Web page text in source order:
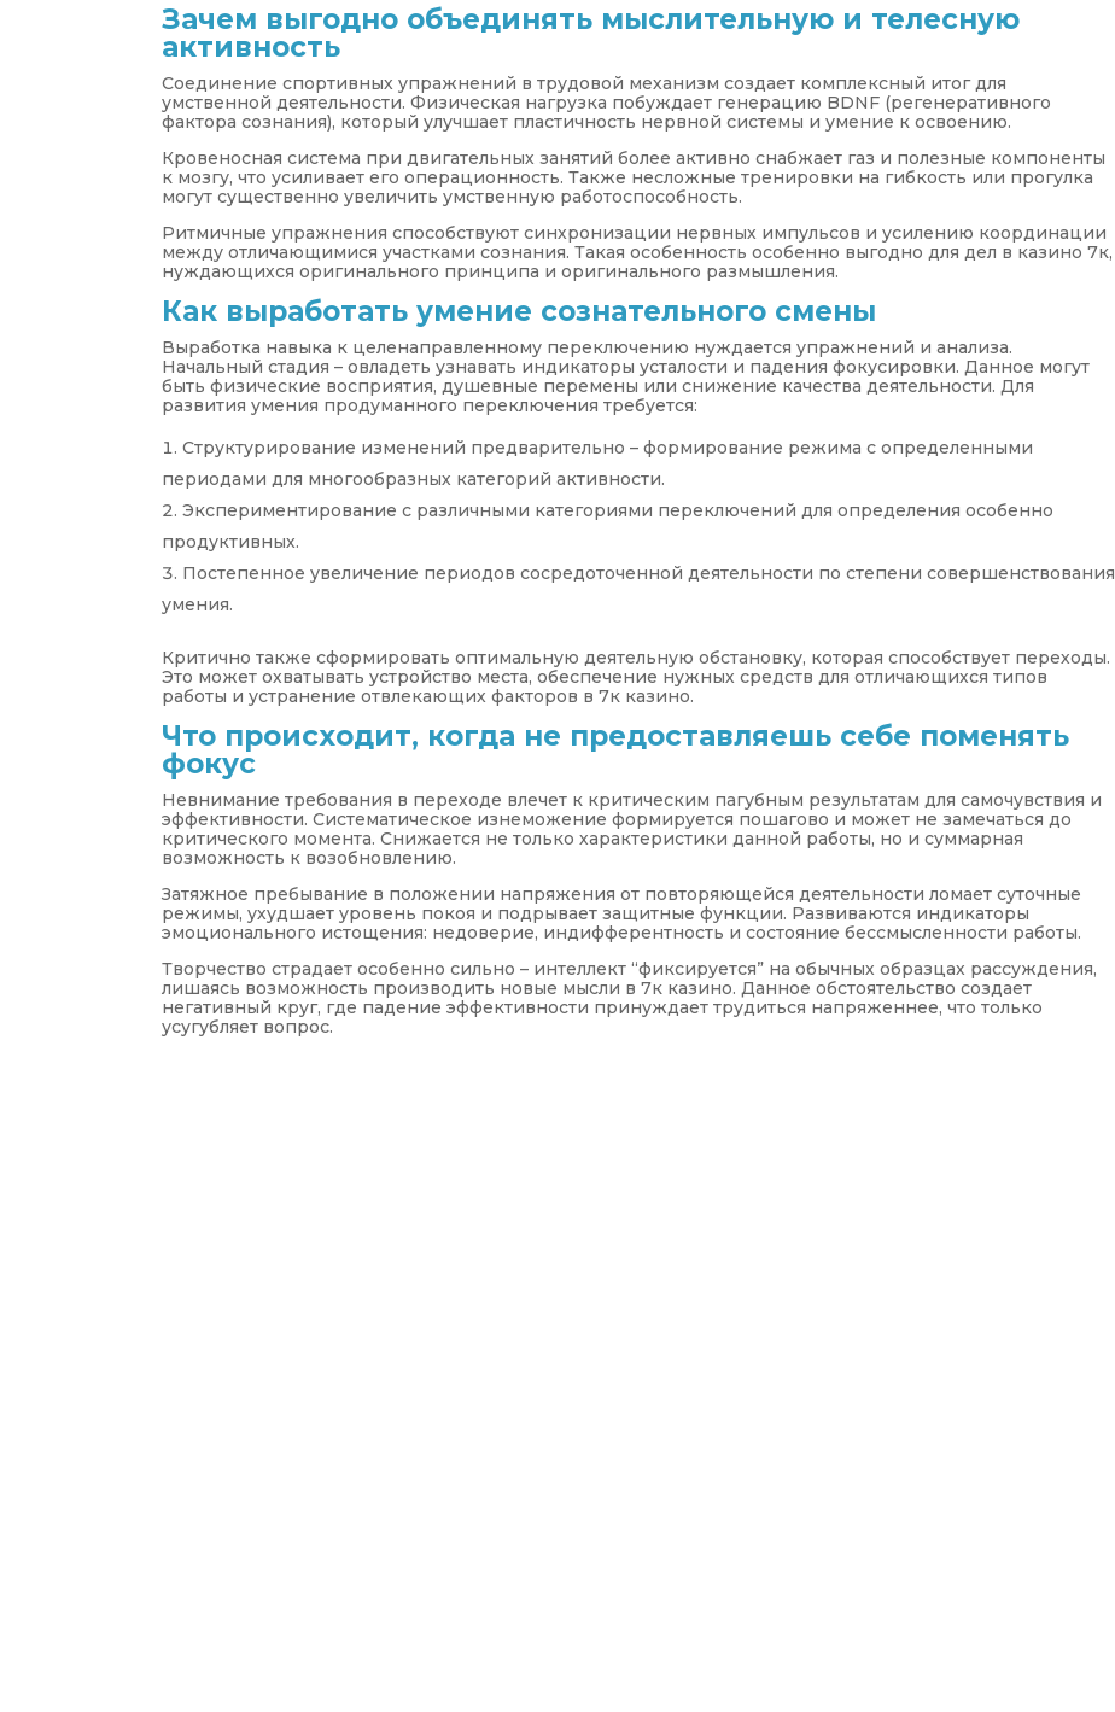
Зачем выгодно объединять мыслительную и телесную
активность
Соединение спортивных упражнений в трудовой механизм создает комплексный итог для
умственной деятельности. Физическая нагрузка побуждает генерацию BDNF (регенеративного
фактора сознания), который улучшает пластичность нервной системы и умение к освоению.
Кровеносная система при двигательных занятий более активно снабжает газ и полезные компоненты
к мозгу, что усиливает его операционность. Также несложные тренировки на гибкость или прогулка
могут существенно увеличить умственную работоспособность.
Ритмичные упражнения способствуют синхронизации нервных импульсов и усилению координации
между отличающимися участками сознания. Такая особенность особенно выгодно для дел в казино 7к,
нуждающихся оригинального принципа и оригинального размышления.
Как выработать умение сознательного смены
Выработка навыка к целенаправленному переключению нуждается упражнений и анализа.
Начальный стадия – овладеть узнавать индикаторы усталости и падения фокусировки. Данное могут
быть физические восприятия, душевные перемены или снижение качества деятельности. Для
развития умения продуманного переключения требуется:
Структурирование изменений предварительно – формирование режима с определенными
периодами для многообразных категорий активности.
Экспериментирование с различными категориями переключений для определения особенно
продуктивных.
Постепенное увеличение периодов сосредоточенной деятельности по степени совершенствования
умения.
Критично также сформировать оптимальную деятельную обстановку, которая способствует переходы.
Это может охватывать устройство места, обеспечение нужных средств для отличающихся типов
работы и устранение отвлекающих факторов в 7к казино.
Что происходит, когда не предоставляешь себе поменять
фокус
Невнимание требования в переходе влечет к критическим пагубным результатам для самочувствия и
эффективности. Систематическое изнеможение формируется пошагово и может не замечаться до
критического момента. Снижается не только характеристики данной работы, но и суммарная
возможность к возобновлению.
Затяжное пребывание в положении напряжения от повторяющейся деятельности ломает суточные
режимы, ухудшает уровень покоя и подрывает защитные функции. Развиваются индикаторы
эмоционального истощения: недоверие, индифферентность и состояние бессмысленности работы.
Творчество страдает особенно сильно – интеллект “фиксируется” на обычных образцах рассуждения,
лишаясь возможность производить новые мысли в 7к казино. Данное обстоятельство создает
негативный круг, где падение эффективности принуждает трудиться напряженнее, что только
усугубляет вопрос.